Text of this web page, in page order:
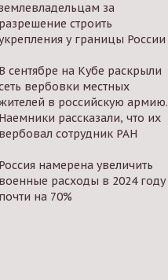
землевладельцам за
разрешение строить
у границы России
В сентябре на Кубе раскрыли
вербовки местных
в российскую армию.
Наемники рассказали, что их
вербовал сотрудник РАН
Россия намерена увеличить
военные расходы в 2024 году
почти на 70%